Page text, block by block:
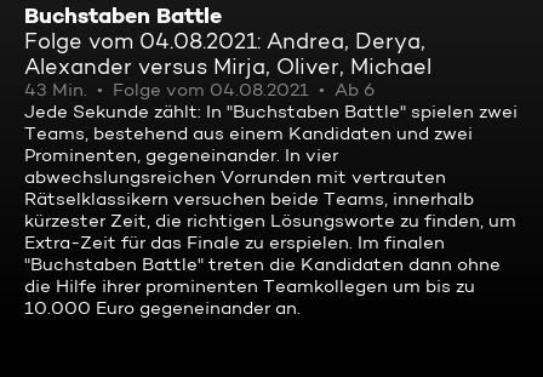
Buchstaben Battle
Folge vom 04.08.2021: Andrea, Derya,
Alexander versus Mirja, Oliver, Michael
43 Min. Folge vom 04.08.2021
Ab 6
Jede Sekunde zählt: In "Buchstaben Battle" spielen zwei
Teams, bestehend aus einem Kandidaten und zwei
Prominenten, gegeneinander. In vier
abwechslungsreichen Vorrunden mit vertrauten
Rätselklassikern versuchen beide Teams, innerhalb
kürzester Zeit, die richtigen Lösungsworte zu finden, um
Extra-Zeit für das Finale zu erspielen. Im finalen
"Buchstaben Battle" treten die Kandidaten dann ohne
die Hilfe ihrer prominenten Teamkollegen um bis zu
10.000 Euro gegeneinander an.